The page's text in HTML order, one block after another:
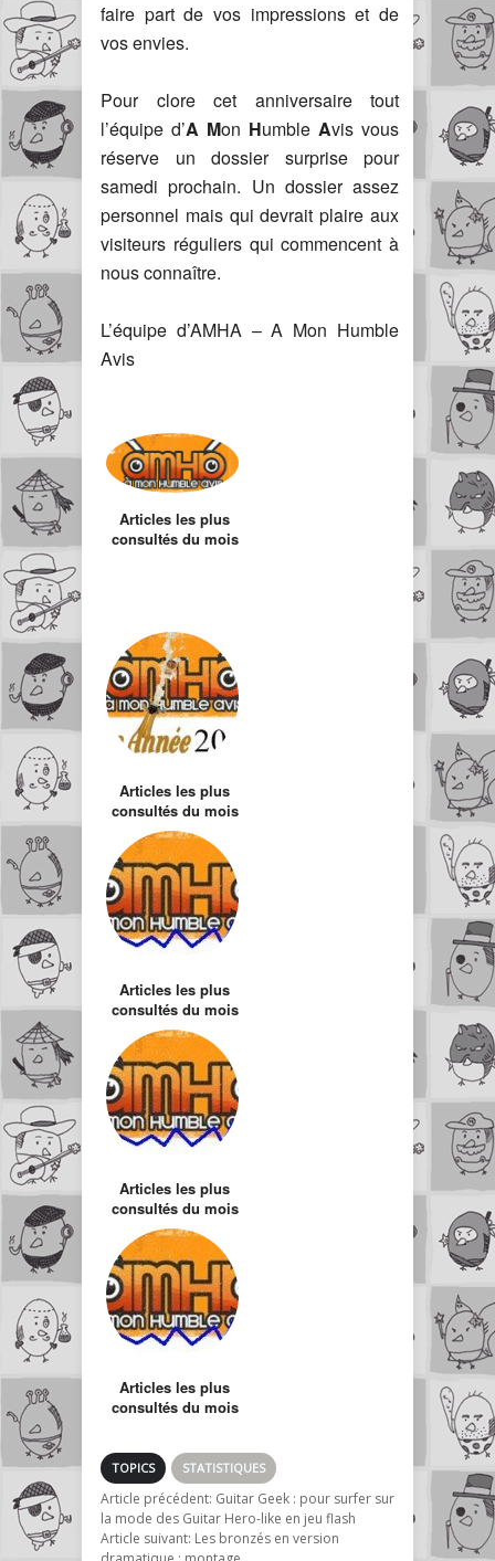
faire part de vos impressions et de
vos envies.
Pour clore cet anniversaire tout
l’équipe d’A Mon Humble Avis vous
réserve un dossier surprise pour
samedi prochain. Un dossier assez
personnel mais qui devrait plaire aux
visiteurs réguliers qui commencent à
nous connaître.
L’équipe d’AMHA – A Mon Humble
Avis
Articles les plus
consultés du mois
Articles les plus
consultés du mois
de Décembre
Articles les plus
consultés du mois
de Juin
Articles les plus
consultés du mois
de Juillet
Articles les plus
consultés du mois
TOPICS STATISTIQUES
Article précédent: Guitar Geek : pour surfer sur
la mode des Guitar Hero-like en jeu flash
Article suivant: Les bronzés en version